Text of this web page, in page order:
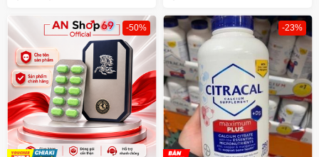
-50% -23%